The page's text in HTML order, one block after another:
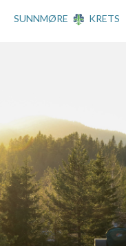
SUNNMØRE KRETS